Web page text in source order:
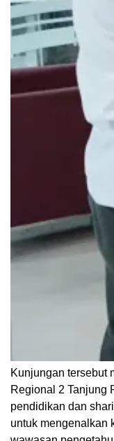
Kunjungan tersebut
Regional 2 Tanjung
pendidikan dan
untuk mengenalkan